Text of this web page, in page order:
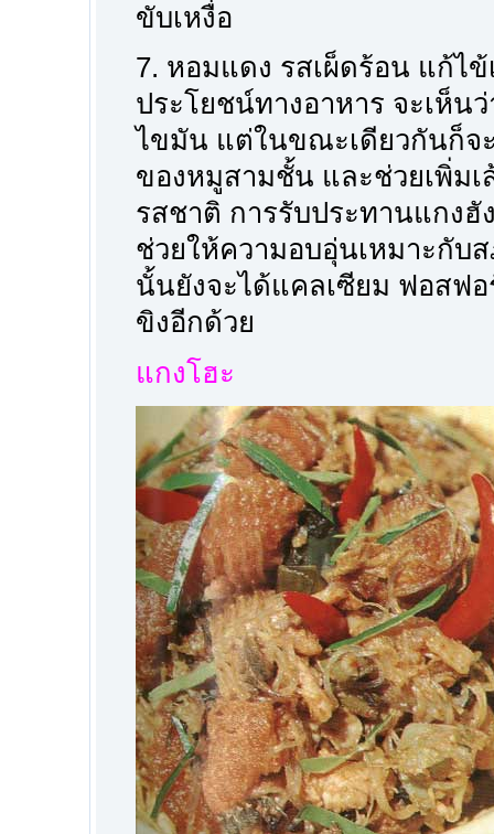
ขับเหงื่อ
7. หอมแดง รสเผ็ดร้อน แก้ไ
ประโยชน์ทางอาหาร จะเห็น
ไขมัน แต่ในขณะเดียวกันก็จ
ของหมูสามชั้น และช่วยเพิ่มเ
รสชาติ การรับประทานแกงฮั
ช่วยให้ความอบอุ่นเหมาะกับ
นั้นยังจะได้แคลเซียม ฟอสฟ
ขิงอีกด้วย
แกงโฮะ